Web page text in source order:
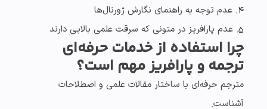
۴. عدم توجه به
راهنمای نگارش ژورنال‌ها
۵. عدم پارافریز در متونی که
سرقت علمی بالایی دارند
چرا استفاده از خدمات حرفه‌ای
ترجمه و پارافریز مهم است؟
مترجم حرفه‌ای با ساختار مقالات علمی و اصطلاحات
آشناست.